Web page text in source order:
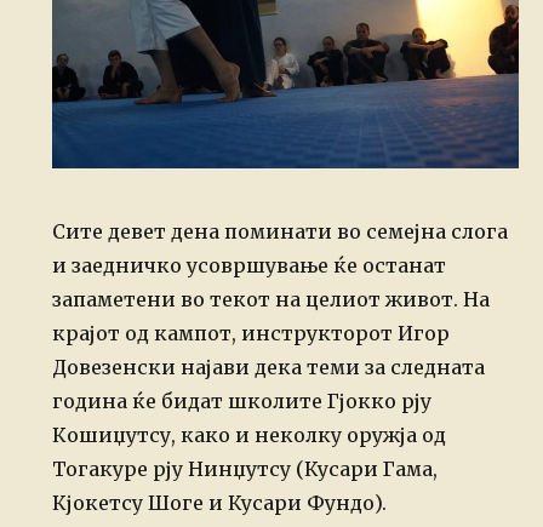
Сите девет дена поминати во семејна слога
и заедничко усовршување ќе останат
запаметени во текот на целиот живот. На
крајот од кампот, инструкторот Игор
Довезенски најави дека теми за следната
година ќе бидат школите Гјокко рју
Кошиџутсу, како и неколку оружја од
Тогакуре рју Нинџутсу (Кусари Гама,
Кјокетсу Шоге и Кусари Фундо).